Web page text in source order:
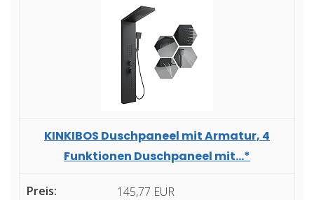
KINKIBOS Duschpaneel mit Armatur, 4
Funktionen Duschpaneel mit...*
145,77 EUR